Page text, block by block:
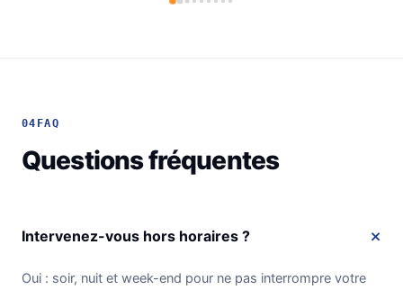
04 FAQ
Questions fréquentes
Intervenez-vous hors horaires ?
Oui : soir, nuit et week-end pour ne pas interrompre votre